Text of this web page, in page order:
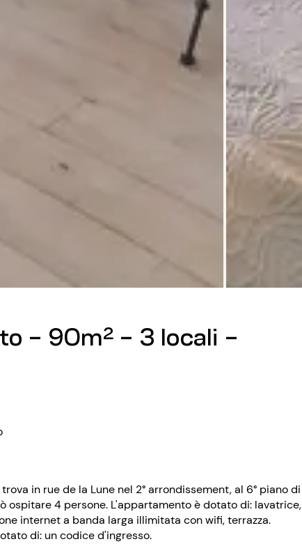
- 90m² - 3 locali -
in rue de la Lune nel 2° arrondissement, al 6° piano di
ospitare 4 persone. L'appartamento è dotato di: lavatrice,
internet a banda larga illimitata con wifi, terrazza.
di: un codice d'ingresso.